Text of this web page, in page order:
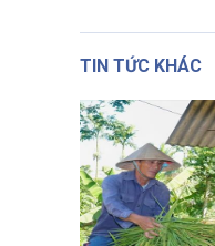
TIN TỨC KHÁC